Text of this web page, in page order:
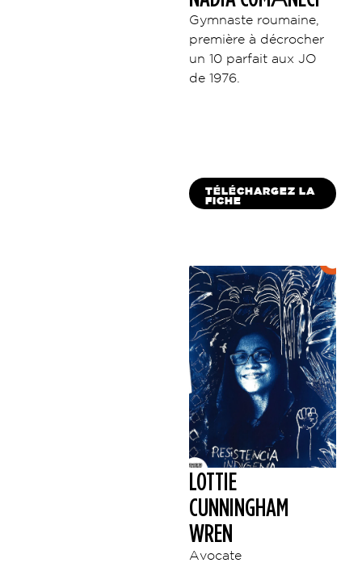
Gymnaste roumaine,
première à décrocher
un 10 parfait aux JO
de 1976.
TÉLÉCHARGEZ LA
FICHE
LOTTIE
CUNNINGHAM
WREN
Avocate